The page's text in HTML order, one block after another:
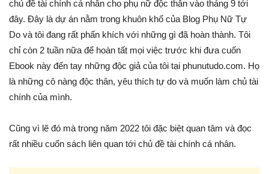
chủ đề tài chính cá nhân cho phụ nữ độc thân vào tháng 9 tới
đây. Đây là dự án nằm trong khuôn khổ của Blog Phụ Nữ Tự
Do và tôi đang rất phấn khích với những gì đã hoàn thành. Tôi
chỉ còn 2 tuần nữa để hoàn tất mọi việc trước khi đưa cuốn
Ebook này đến tay những độc giả của tôi tại phunutudo.com. Họ
là những cô nàng độc thân, yêu thích tự do và muốn làm chủ tài
chính của mình.
Cũng vì lẽ đó mà trong năm 2022 tôi đặc biệt quan tâm và đọc
rất nhiều cuốn sách liên quan tới chủ đề tài chính cá nhân.